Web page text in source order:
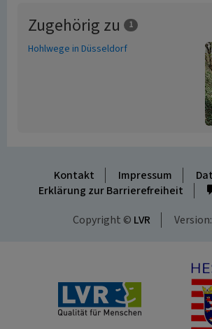
Zugehörig zu 1
Hohlwege in Düsseldorf
Kontakt Impressum
Erklärung zur Barrierefreiheit
Copyright © LVR